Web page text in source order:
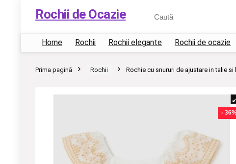
Rochii de Ocazie
Home Rochii Rochii elegante Rochii de ocazie
Prima pagină Rochii Rochie cu snururi de ajustare in talie si
-